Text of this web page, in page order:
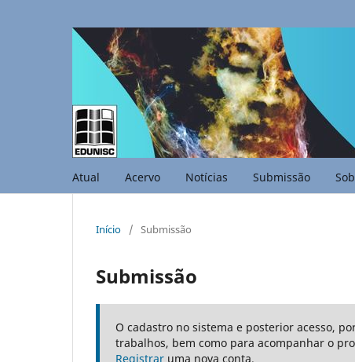
Atual Acervo Notícias Submissão
Início / Submissão
Submissão
O cadastro no sistema e posterior acesso,
trabalhos, bem como para acompanhar o
Registrar uma nova conta.